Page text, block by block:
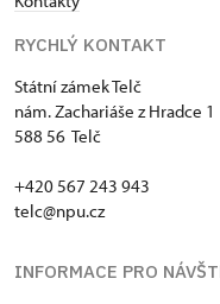
RYCHLÝ KONTAKT
Státní zámek Telč
nám. Zachariáše z Hradce 1
588 56 Telč
+420 567 243 943
telc@npu.cz
INFORMACE PRO